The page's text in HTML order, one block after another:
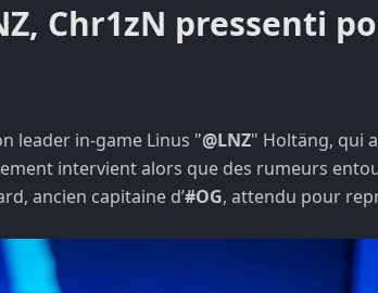
Chr1zN pressenti
leader in-game Linus "@LNZ" Holtäng, qui
intervient alors que des rumeurs
ancien capitaine d’#OG, attendu pour